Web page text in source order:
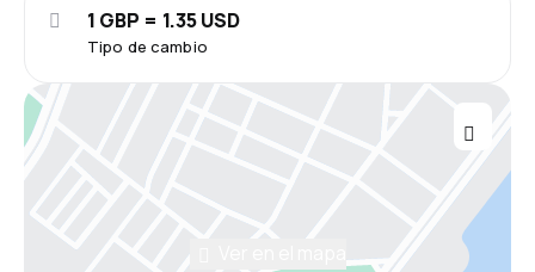
Tipo de cambio
1 GBP = 1.35 USD